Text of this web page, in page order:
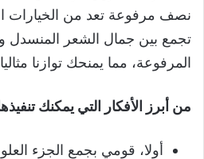
نصف مرفوعة تعد من الخيارات
تجمع بين جمال الشعر المنسدل
المرفوعة، مما يمنحك توازنا
من أبرز الأفكار التي يمكنك
أولا، قومي بجمع الجزء